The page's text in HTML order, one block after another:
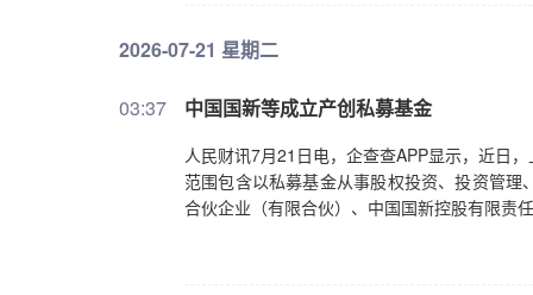
2026-07-21 星期二
03:37 中国国新等成立产创私募基金
人民财讯7月21日电，企查查APP显示，近日
范围包含以私募基金从事股权投资、投资管
合伙企业（有限合伙）、中国国新控股有限责